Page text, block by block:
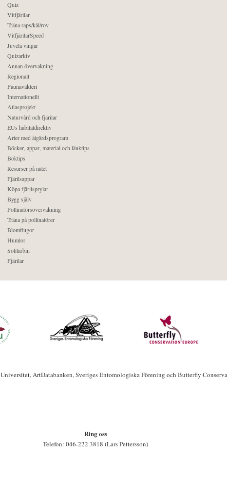
Quiz
Vitfjärilar
Träna raps/kål/rov
VitfjärilarSpeed
Juvela vingar
Quizarkiv
Annan övervakning
Regionalt
Faunaväkteri
Internationellt
Atlasprojekt
Naturvård och fjärilar
EUs habitatdirektiv
Arter med åtgärdsprogram
Böcker, appar, material och länktips
Boktips
Resurser på nätet
Fjärilsappar
Köpa fjärilsprylar
Bygg själv
Pollinatörsövervakning
Träna på pollinatörer
Blomflugor
Humlor
Solitärbin
Fjärilar
ArtDatabanken, Sveriges Entomologiska Förening och Butterfly
Ring oss
Telefon: 046-222 3818 (Lars Pettersson)